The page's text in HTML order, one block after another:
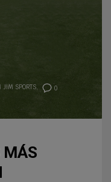
0
JIM SPORTS,
MÁS